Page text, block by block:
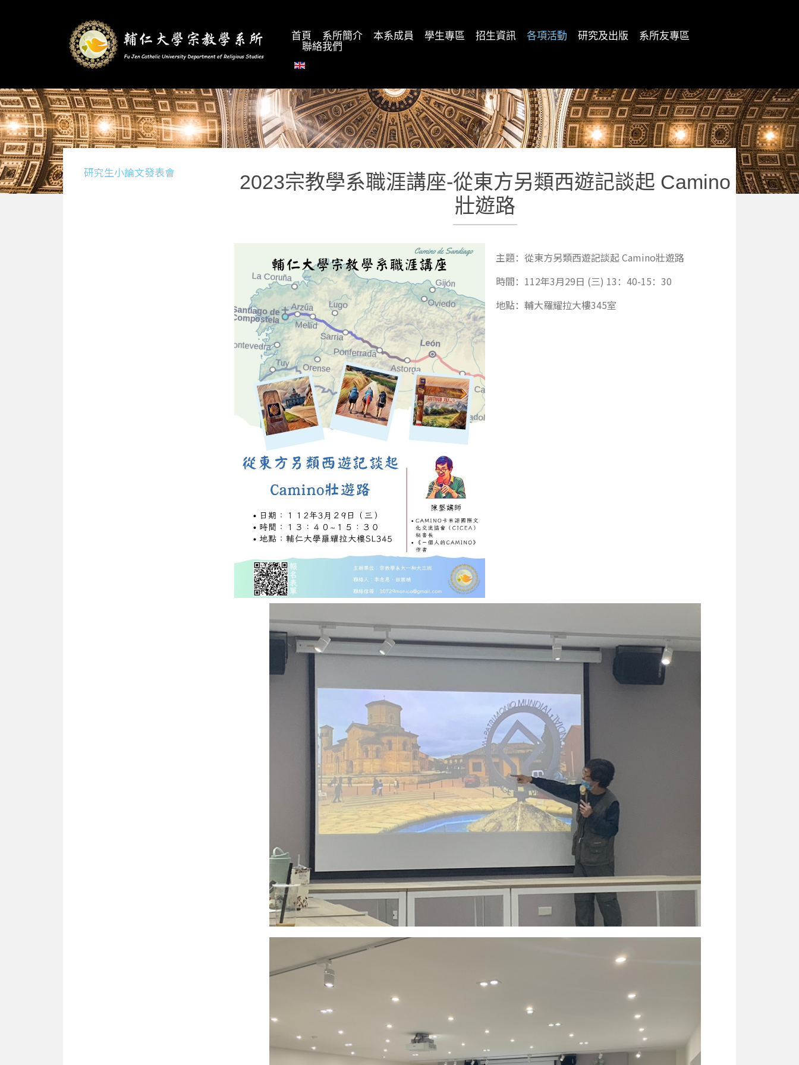
首頁 系所簡介 本系成員 學生專區 招生資訊 各項活動 研究及出版
系所友專區
聯絡我們
研究生小論文發表會 2023宗教學系職涯講座-從東方另類西遊記談起 Camino
壯遊路
主題：從東方另類西遊記談起 Camino壯遊路
時間：112年3月29日 (三) 13：40-15：30
地點：輔大羅耀拉大樓345室